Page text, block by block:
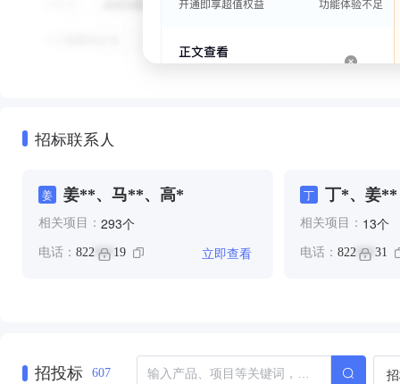
招标联系人
姜 姜**、马**、高*
相关项目： 293个
电话： 822 *** 19 立即查看
丁 丁*、姜**
相关项目： 13个
电话： 822*** 31
招投标 607